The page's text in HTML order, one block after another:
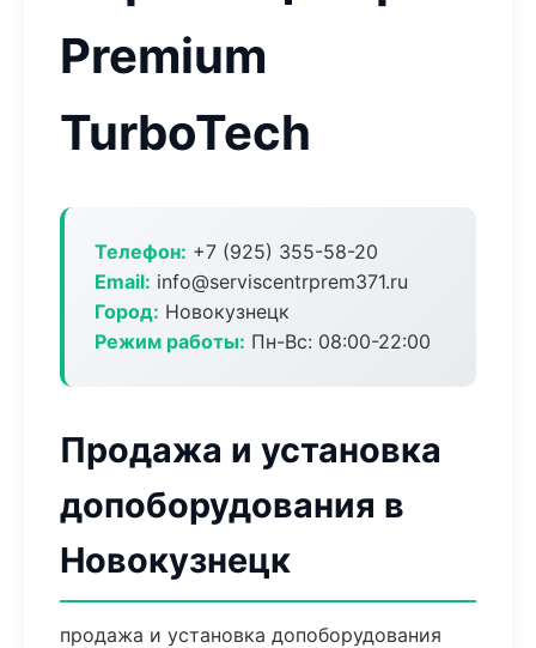
Premium
TurboTech
Телефон: +7 (925) 355-58-20
Email: info@serviscentrprem371.ru
Город: Новокузнецк
Режим работы: Пн-Вс: 08:00-22:00
Продажа и установка
допоборудования в
Новокузнецк
продажа и установка допоборудования